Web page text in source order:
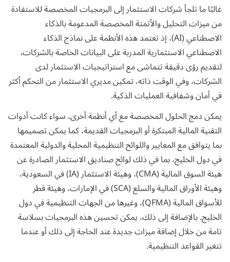
غالبًا ما تلجأ شركات الاستثمار إلى البرمجيات المخصصة للاستفادة
من ميزات التحليل والأتمتة المخصصة المدعومةبالذكاء
الاصطناعي (AI)
، إذ تعتمد هذه الأنظمة على نماذج الذكاء
الاصطناعي الاستثمارية المدربة على البيانات الخاصة بالشركات،
لتقديم رؤى دقيقة تتماشى مع استراتيجيات الاستثمار لدى
الشركات، وفي الوقت ذاته، تمكين مديري الاستثمار من التحكم أكثر
في أمان وشفافية العمليات الذكية.
يمكن دمج الحلول المخصصة مع أي أنظمة أخرى، سواء كانت أدوات
التقنية الماليةالمبتكرة أو البرمجيات القديمة، كما يمكن تصميمها
بما يتوافق مع المعايير واللوائح التنظيمية المحلية والدولية المعتمدة
في دول الخليج، بما في ذلك لوائح صناديق الاستثمار الصادرة عن
هيئة السوق المالية (CMA)، وهيئة الاستثمار (IA) في السعودية،
وهيئة الأوراق المالية والسلع (SCA) في الإمارات، وهيئة قطر
للأسواق المالية (QFMA)، وغيرها من الجهات التنظيمية في دول
الخليج. بالإضافة إلى ذلك، يمكن تحسين هذه البرمجيات بسلاسة
تامة من خلال إضافة ميزات جديدة عند الحاجة إلى ذلك أو عندما
تتغير القواعد التنظيمية.